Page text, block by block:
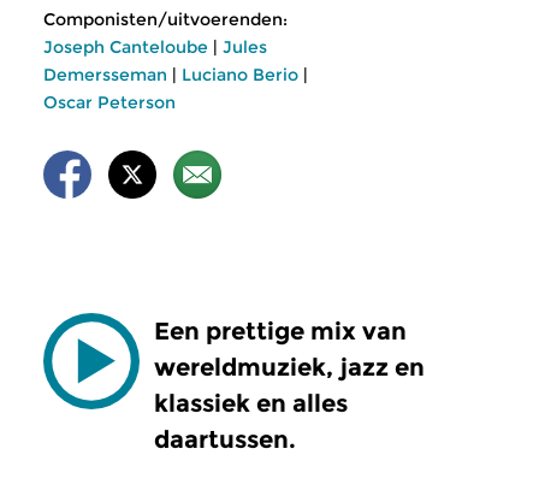
Componisten/uitvoerenden:
Joseph Canteloube | Jules
Demersseman | Luciano Berio |
Oscar Peterson
Een prettige mix van
wereldmuziek, jazz en
klassiek en alles
daartussen.